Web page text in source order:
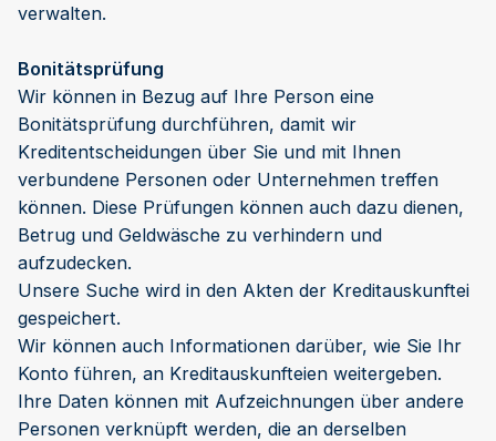
verwalten.
Bonitätsprüfung
Wir können in Bezug auf Ihre Person eine
Bonitätsprüfung durchführen, damit wir
Kreditentscheidungen über Sie und mit Ihnen
verbundene Personen oder Unternehmen treffen
können. Diese Prüfungen können auch dazu dienen,
Betrug und Geldwäsche zu verhindern und
aufzudecken.
Unsere Suche wird in den Akten der Kreditauskunftei
gespeichert.
Wir können auch Informationen darüber, wie Sie Ihr
Konto führen, an Kreditauskunfteien weitergeben.
Ihre Daten können mit Aufzeichnungen über andere
Personen verknüpft werden, die an derselben